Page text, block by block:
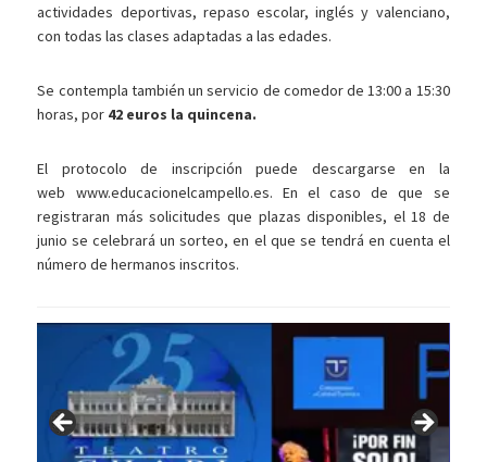
actividades deportivas, repaso escolar, inglés y valenciano,
con todas las clases adaptadas a las edades.
Se contempla también un servicio de comedor de 13:00 a 15:30
horas, por 42 euros la quincena.
El protocolo de inscripción puede descargarse en la
web www.educacionelcampello.es. En el caso de que se
registraran más solicitudes que plazas disponibles, el 18 de
junio se celebrará un sorteo, en el que se tendrá en cuenta el
número de hermanos inscritos.